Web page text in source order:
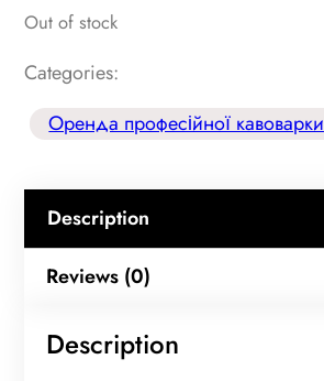
Out of stock
Categories:
Оренда професійної кавоварки
Description
Reviews (0)
Description